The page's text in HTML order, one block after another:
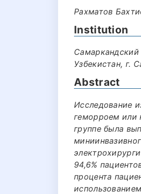
Рахматов
Institution
Самаркандский
Узбекистан, г.
Abstract
Исследование
геморроем или
группе была
94,6%
процента